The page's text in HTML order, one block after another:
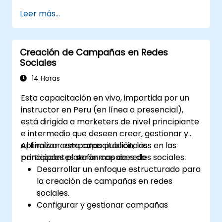
integradas.
Sincronizar datos entre herramientas de
marketing como Mailchimp, HubSpot y
plataformas de redes sociales.
Monitorear y analizar flujos de trabajo
automatizados para optimizar el
Adoptar las mejores prácticas para
estrategias de automatización de
marketing escalables.
Leer más...
Creación de Campañas en Redes
Sociales
14 Horas
Esta capacitación en vivo, impartida por un
instructor en Peru (en línea o presencial),
está dirigida a marketers de nivel principiante
e intermedio que deseen crear, gestionar y
optimizar campañas publicitarias en las
principales plataformas de redes sociales.
Al finalizar esta capacitación, los
participantes serán capaces de:
Desarrollar un enfoque estructurado para
la creación de campañas en redes
sociales.
Configurar y gestionar campañas